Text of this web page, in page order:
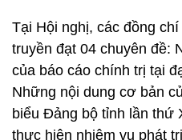
Tại Hội nghị, các đồng
truyền đạt 04 chuyên đề:
của báo cáo chính trị tại
Những nội dung cơ bản
biểu Đảng bộ tỉnh lần thứ
thực hiện nhiệm vụ phát